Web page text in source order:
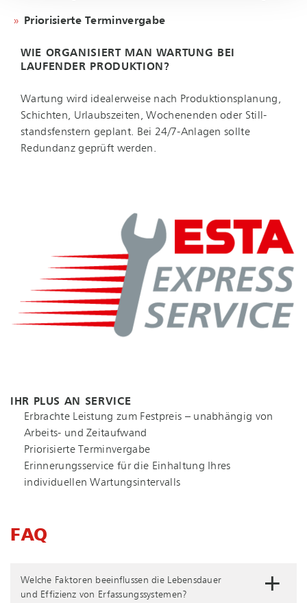
Priorisierte Terminvergabe
WIE ORGANISIERT MAN WARTUNG BEI
LAUFENDER PRODUKTION?
Wartung wird idealerweise nach Pro­duk­ti­ons­pla­nung,
Schichten, Urlaubszeiten, Wochenenden oder Still­
stands­fens­tern geplant. Bei 24/7-Anlagen sollte
Redundanz geprüft werden.
IHR PLUS AN SERVICE
Erbrachte Leistung zum Festpreis – unabhängig von
Arbeits- und Zeitaufwand
Priorisierte Terminvergabe
Erinnerungsservice für die Einhaltung Ihres
individuellen Wartungsintervalls
FAQ
Welche Faktoren beeinflussen die Lebensdauer
und Effizienz von Er­fas­sungs­sys­te­men?